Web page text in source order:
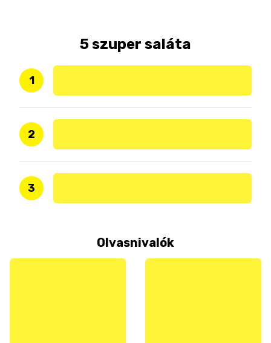
5 szuper saláta
1
2
3
Olvasnivalók